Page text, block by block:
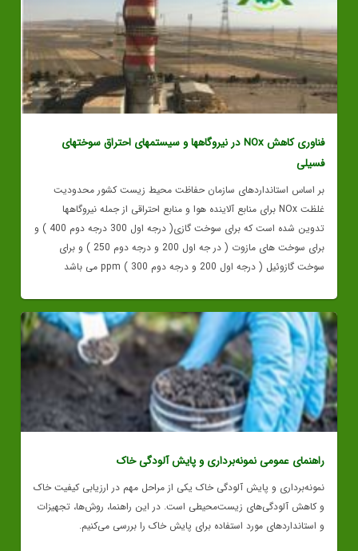
فناوری کاهش NOx در نیروگاهها و سیستمهای احتراق سوختهای
فسیلی
بر اساس استانداردهای سازمان حفاظت محیط زیست کشور محدودیت
غلظت NOx برای منابع آلاينده هوا و منابع احتراقی از جمله نیروگاهها
تدوین شده است که برای سوخت گازی( درجه اول 300 درجه دوم 400 ) و
برای سوخت های مازوت ( در جه اول 200 و درجه دوم 250 ) و برای
سوخت گازوئیل ( درجه اول 200 و درجه دوم 300 ) ppm می باشد
راهنمای عمومی نمونه‌برداری و پایش آلودگی خاک
نمونه‌برداری و پایش آلودگی خاک یکی از مراحل مهم در ارزیابی کیفیت خاک
و کاهش آلودگی‌های زیست‌محیطی است. در این راهنما، روش‌ها، تجهیزات
و استانداردهای مورد استفاده برای پایش خاک را بررسی می‌کنیم.